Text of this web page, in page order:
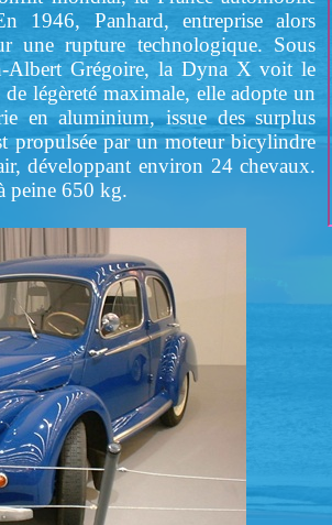
1946, Panhard, entreprise alors
une rupture technologique. Sous
Albert Grégoire, la Dyna X voit le
légèreté maximale, elle adopte un
en aluminium, issue des surplus
propulsée par un moteur bicylindre
développant environ 24 chevaux.
peine 650 kg.